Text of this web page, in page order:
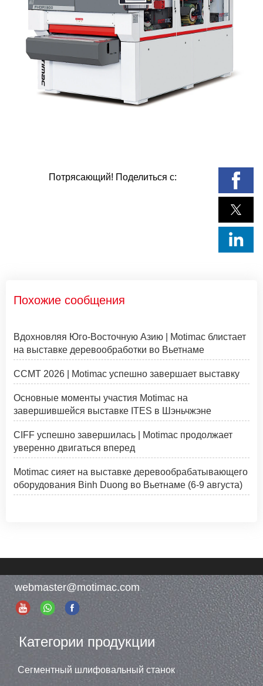
Потрясающий! Поделиться с:
Похожие сообщения
Вдохновляя Юго-Восточную Азию | Motimac блистает
на выставке деревообработки во Вьетнаме
CCMT 2026 | Motimac успешно завершает выставку
Основные моменты участия Motimac на
завершившейся выставке ITES в Шэньчжэне
CIFF успешно завершилась | Motimac продолжает
уверенно двигаться вперед
Motimac сияет на выставке деревообрабатывающего
оборудования Binh Duong во Вьетнаме (6-9 августа)
webmaster@motimac.com
Категории продукции
Сегментный шлифовальный станок